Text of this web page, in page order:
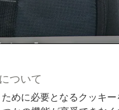
査につ
荷物検査について
ついて
めに必要となるクッキ